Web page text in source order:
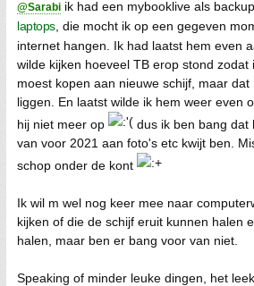
@Sarabi ik had een mybooklive als
laptops, die mocht ik op een gegeven
internet hangen. Ik had laatst hem even
wilde kijken hoeveel TB erop stond zodat
moest kopen aan nieuwe schijf, maar
liggen. En laatst wilde ik hem weer even
hij niet meer op
dus ik ben bang dat
van voor 2021 aan foto's etc kwijt ben.
schop onder de kont
Ik wil m wel nog keer mee naar
kijken of die de schijf eruit kunnen halen
halen, maar ben er bang voor van niet.
Speaking of minder leuke dingen, het